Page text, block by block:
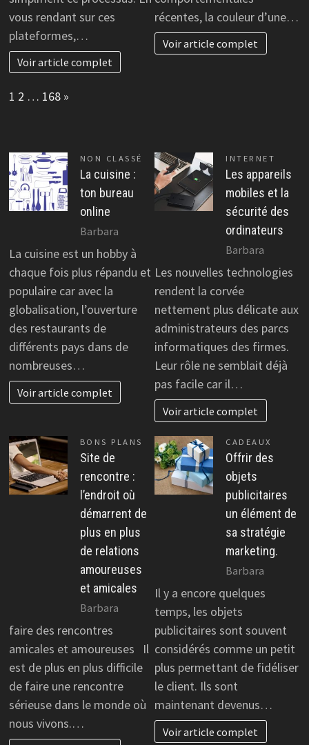
vous rendant sur ces
plateformes,…
Voir article complet
récentes, la couleur d’une…
Voir article complet
Page:
1 2 … 168 Next
»
NON CLASSÉ
La cuisine :
ton bureau
online
Barbara
La cuisine est un hobby à
chaque fois plus répandu et
populaire car avec la
globalisation, l’ouverture
des restaurants de
différents pays dans de
nombreuses…
Voir article complet
INTERNET
Les appareils
mobiles et la
sécurité des
ordinateurs
Barbara
Les nouvelles technologies
rendent la corvée
nettement plus délicate aux
administrateurs des parcs
informatiques des firmes.
Leur rôle ne semblait déjà
pas facile car il…
Voir article complet
BONS PLANS
Site de
rencontre :
l’endroit où
démarrent de
plus en plus
de relations
amoureuses
et amicales
Barbara
faire des rencontres
amicales et amoureuses Il
est de plus en plus difficile
de faire une rencontre
sérieuse dans le monde où
nous vivons.…
CADEAUX
Offrir des
objets
publicitaires
un élément de
sa stratégie
marketing.
Barbara
Il y a encore quelques
temps, les objets
publicitaires sont souvent
considérés comme un petit
plus permettant de fidéliser
le client. Ils sont
maintenant devenus…
Voir article complet